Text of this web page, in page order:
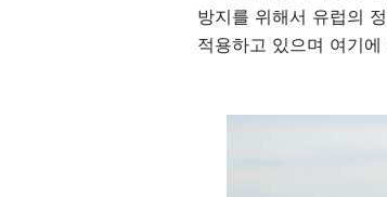
방지를 위해서 유럽의
적용하고 있으며 여기